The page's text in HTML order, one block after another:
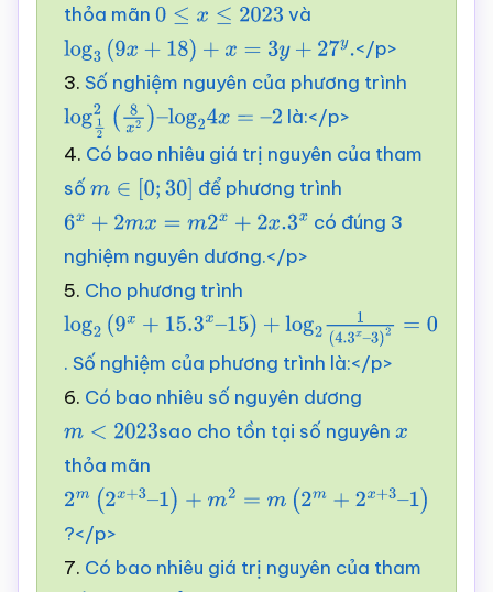
thỏa mãn 0 ≤x ≤2023
và
log3 (9x+18 )+x =3 y+27 y.
</p>
3. Số nghiệm nguyên của phương trình
log12 2(8x2)–log2 4x =–
2
là:</p>
4. Có bao nhiêu giá trị nguyên của tham
số m∈[ 0;30]
để phương trình
6x +2 mx=m2x+2x.3x
có đúng 3
nghiệm nguyên dương.</p>
5. Cho phương trình
log2 (9x +15.3x–
15)+log21(4.3x–
3) 2= 0
. Số nghiệm của phương trình là:</p>
6. Có bao nhiêu số nguyên dương
m< 2023 sao cho tồn tại số nguyên x
thỏa mãn
2m (2x+ 3–
1)+m2
1)
?</p>
7. Có bao nhiêu giá trị nguyên của tham